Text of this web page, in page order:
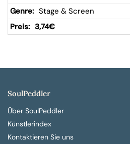
Stage & Screen
3,74€
SoulPeddler
Über SoulPeddler
Künstlerindex
Kontaktieren Sie uns